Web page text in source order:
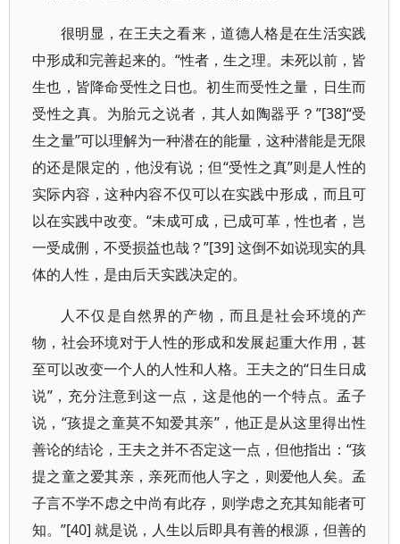
很明显，在王夫之看来，道德人格是在生活实践
中形成和完善起来的。“性者，生之理。未死以前，皆
生也，皆降命受性之日也。初生而受性之量，日生而
受性之真。为胎元之说者，其人如陶器乎？”[38]“受
生之量”可以理解为一种潜在的能量，这种潜能是无限
的还是限定的，他没有说；但“受性之真”则是人性的
实际内容，这种内容不仅可以在实践中形成，而且可
以在实践中改变。“未成可成，已成可革，性也者，岂
一受成侀，不受损益也哉？”[39] 这倒不如说现实的具
体的人性，是由后天实践决定的。
人不仅是自然界的产物，而且是社会环境的产
物，社会环境对于人性的形成和发展起重大作用，甚
至可以改变一个人的人性和人格。王夫之的“日生日成
说”，充分注意到这一点，这是他的一个特点。孟子
说，“孩提之童莫不知爱其亲”，他正是从这里得出性
善论的结论，王夫之并不否定这一点，但他指出：“孩
提之童之爱其亲，亲死而他人字之，则爱他人矣。孟
子言不学不虑之中尚有此存，则学虑之充其知能者可
知。”[40] 就是说，人生以后即具有善的根源，但善的